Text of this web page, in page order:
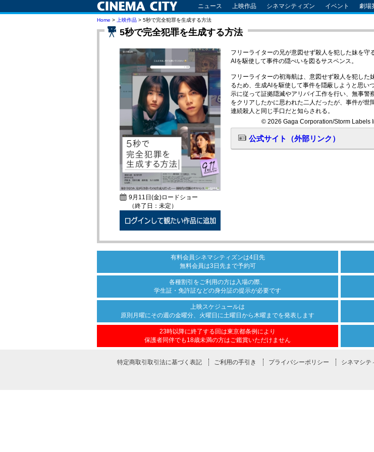
ニュース 上映作品 シネマシティズン イベント 劇場
Home > 上映作品 > 5秒で完全犯罪を生成する方法
5秒で完全犯罪を生成する方法
9月11日(金)ロードショー
（終了日：未定）
フリーライターの兄が意図せず殺人を犯した妹を守
AIを駆使して事件の隠ぺいを図るサスペンス。
フリーライターの初海航は、意図せず殺人を犯した
るため、生成AIを駆使して事件を隠蔽しようと思い
示に従って証拠隠滅やアリバイ工作を行い、無事警
をクリアしたかに思われた二人だったが、事件が世
連続殺人と同じ手口だと知らされる。
© 2026 Gaga Corporation/Storm Labels
公式サイト（外部リンク）
有料会員シネマシティズンは4日先
無料会員は3日先まで予約可
各種割引をご利用の方は 入場の際、
学生証・免許証などの身分証の提示が必要です
上映スケジュールは
原則月曜にその週の金曜分、 火曜日に土曜日から木曜までを発表します
23時以降に終了する回は東京都条例により
保護者同伴でも18歳未満の方はご鑑賞いただけません
特定商取引取引法に基づく表記 ご利用の手引き プライバシーポリシー シネマシテ